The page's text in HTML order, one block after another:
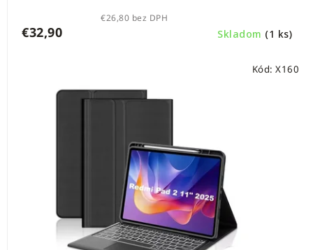
Skladom (1 ks)
€26,80 bez DPH
€32,90
Kód: X160